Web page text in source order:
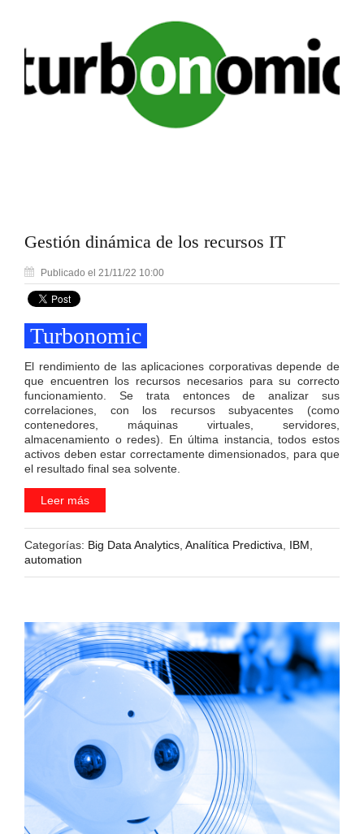
Gestión dinámica de los recursos IT
Publicado el 21/11/22 10:00
Turbonomic
El rendimiento de las aplicaciones corporativas depende de
que encuentren los recursos necesarios para su correcto
funcionamiento. Se trata entonces de analizar sus
correlaciones, con los recursos subyacentes (como
contenedores, máquinas virtuales, servidores,
almacenamiento o redes). En última instancia, todos estos
activos deben estar correctamente dimensionados, para que
el resultado final sea solvente.
Leer más
Categorías: Big Data Analytics Analítica Predictiva IBM
automation